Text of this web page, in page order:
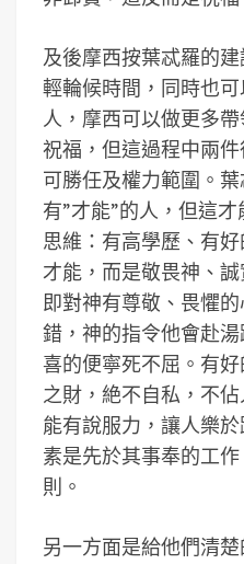
及後摩西按葉忒羅的
輕輪候時間，同時也
人，摩西可以做更多
祝福，但這過程中兩
可勝任及權力範圍。
有”才能”的人，但這
思維：有高學歷、有
才能，而是敬畏神、
即對神有尊敬、畏懼
錯，神的指令他會赴
喜的便寧死不屈。有
之財，絶不自私，不
能有說服力，讓人樂
素是先於其事奉的工
則。
另一方面是給他們清